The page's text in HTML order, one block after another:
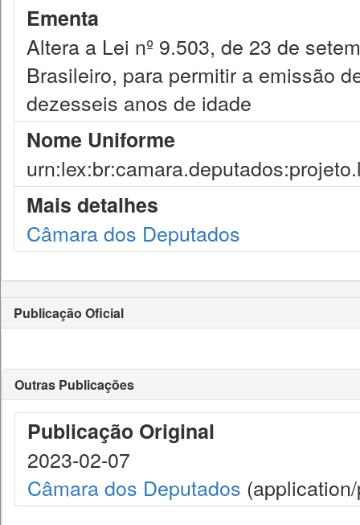
Ementa
Altera a Lei nº 9.503, de 23 de
Brasileiro, para permitir a emissão
dezesseis anos de idade
Nome Uniforme
Mais detalhes
Câmara dos Deputados
Publicação Oficial
Outras Publicações
Publicação Original
2023-02-07
Câmara dos Deputados